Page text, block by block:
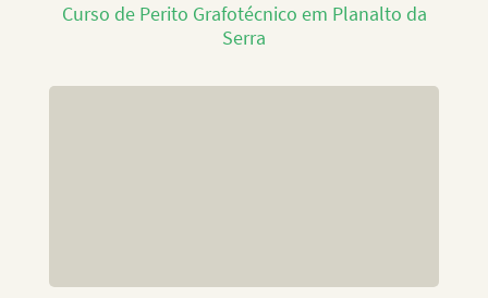
Curso de Perito Grafotécnico em Planalto da
Serra